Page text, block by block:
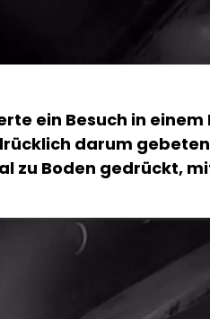
ein Besuch in
darum
zu Boden gedrückt,